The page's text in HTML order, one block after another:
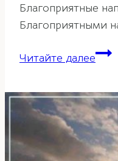
Благоприятные
Благоприятными
Читайте далее
Гуа
3